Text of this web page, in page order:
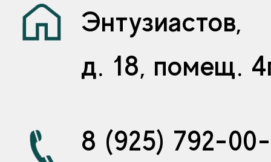
Энтузиастов,
д. 18, помещ.
8 (925) 792-